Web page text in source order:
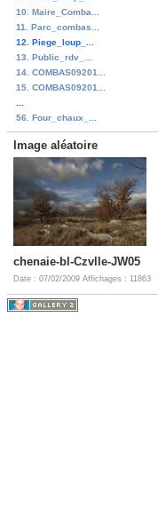
10. Maire_Comba...
11. Parc_combas...
12. Piege_loup_...
13. Public_rdv_...
14. COMBAS09201...
15. COMBAS09201...
56. Four_chaux_...
Image aléatoire
chenaie-bl-Czvlle-JW05
Date : 07/02/2009 Affichages : 11863